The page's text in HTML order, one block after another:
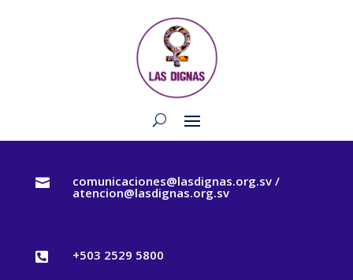
 comunicaciones@lasdignas.org.sv /
atencion@lasdignas.org.sv
 +503 2529 5800